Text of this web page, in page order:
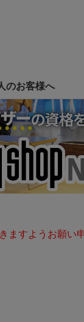
のお客様へ
ますようお願い